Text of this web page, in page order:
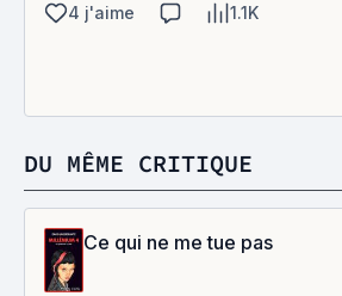
4 j'aime
1.1K
DU MÊME CRITIQUE
Ce qui ne me tue pas